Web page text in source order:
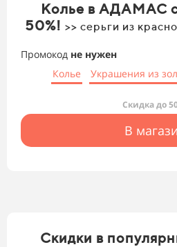
Колье в АДАМАС
50%! >> серьги из
Промокод не нужен
Колье
Украшения из
Скидка до
В
Скидки в